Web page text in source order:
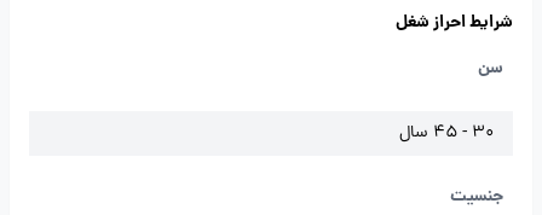
شرایط احراز شغل
سن
30 - 45 سال
جنسیت